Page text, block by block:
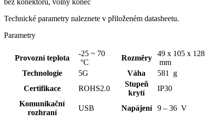
bez konektoru, volný konec
Technické parametry naleznete v přiloženém datasheetu.
Parametry
Provozní teplota
-25 ~ 70
°C
Rozměry
49 x 105 x 128
mm
Technologie
5G Váha
581 g
Certifikace
ROHS2.0
Stupeň
krytí
IP30
Komunikační
rozhraní
USB Napájení 9 – 36 V